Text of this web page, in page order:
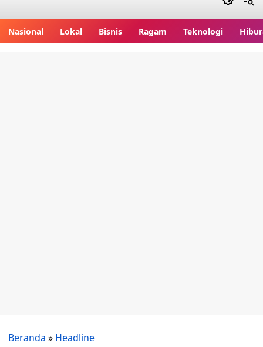
Nasional Lokal Bisnis Ragam Teknologi
Beranda » Headline